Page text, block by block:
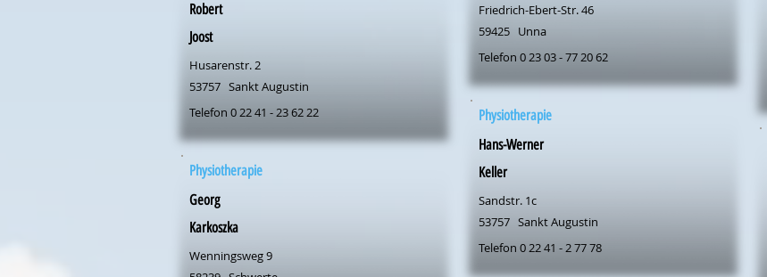
Robert
Joost
Husarenstr. 2
53757 Sankt Augustin
Telefon 0 22 41 - 23 62 22
Physiotherapie
Georg
Karkoszka
Wenningsweg 9
Friedrich-Ebert-Str. 46
59425 Unna
Telefon 0 23 03 - 77 20 62
Physiotherapie
Hans-Werner
Keller
Sandstr. 1c
53757 Sankt Augustin
Telefon 0 22 41 - 2 77 78